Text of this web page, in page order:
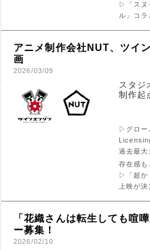
▷「スヌ
ル」コラ
アニメ制作会社NUT、ツイ
画
2026/03/09
スタジ
制作起
▷グロー
過去最大
存在感も
▷「超か
上映が決
「花織さんは転生しても喧
ー募集！
2026/02/10